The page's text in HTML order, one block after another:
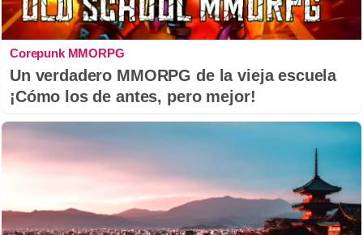
Corepunk MMORPG
Un verdadero MMORPG de la vieja escuela
¡Cómo los de antes, pero mejor!